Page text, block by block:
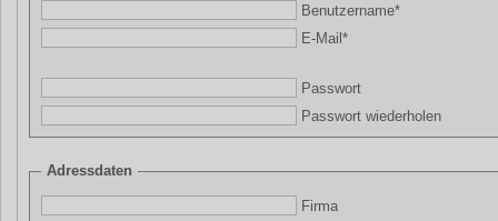
Benutzername*
E-Mail*
Passwort
Passwort wiederholen
Adressdaten
Firma